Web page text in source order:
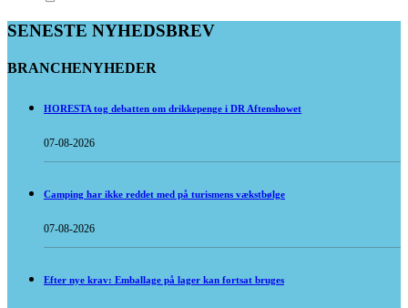
SENESTE NYHEDSBREV
BRANCHENYHEDER
HORESTA tog debatten om drikkepenge i DR Aftenshowet
07-08-2026
Camping har ikke reddet med på turismens vækstbølge
07-08-2026
Efter nye krav: Emballage på lager kan fortsat bruges